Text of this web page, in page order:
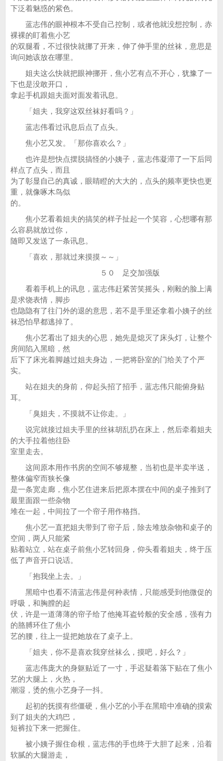
下泛着魅惑的紫色。
蓝志伟的眼神根本不受自己控制，或者他就没想控制，赤
裸裸的盯着焦小艺
的双腿看，不过很快就挪了开来，伸了伸手里的丝袜，意思是
询问她该放在哪里。
姐夫这么快就把眼神挪开，焦小艺有点不开心，犹豫了一
下也是没敢开口，
拿起手机跟姐夫面对面发着讯息。
「姐夫，我穿这双丝袜好看吗？」
蓝志伟看过讯息后点了点头。
焦小艺又发。「那你喜欢么？」
也许是想快点摆脱搞怪的小姨子，蓝志伟凝滞了一下后同
样点了点头，而且
为了彰显自己的真诚，眼睛瞪的大大的，点头的频率更快也更
重，就像啄木鸟似
的。
焦小艺看着姐夫的搞笑的样子扯起一个笑容，心想哪有那
么容易就放过你，
随即又发送了一条讯息。
「喜欢，那就过来摸摸～～」
５０ 足交加强版
看着手机上的讯息，蓝志伟赶紧苦笑摇头，刚毅的脸上满
是求饶表情，脚步
也隐隐有了往门外的退的意思，若不是手里还拿着小姨子的丝
袜恐怕早都逃掉了。
焦小艺看出了姐夫的心思，她先是熄灭了床头灯，让整个
房间陷入黑暗，然
后下了床光着脚越过姐夫身边，一把将卧室的门给关了个严
实。
站在姐夫的身前，仰起头招了招手，蓝志伟只能俯身贴
耳。
「臭姐夫，不摸就不让你走。」
说完就接过姐夫手里的丝袜胡乱扔在床上，然后牵着姐夫
的大手拉着他往卧
室里走去。
这间原本用作书房的空间不够规整，当初也是半卖半送，
整体偏窄而狭长像
是一条宽走廊，焦小艺住进来后把原本摆在中间的桌子推到了
最里面跟一些杂物
堆在一起，中间拉了一个帘子用作格挡。
焦小艺一直把姐夫带到了帘子后，除去堆放杂物和桌子的
空间，两人只能紧
贴着站立，站在桌子前焦小艺转回身，仰头看着姐夫，终于压
低了声音开口说话。
「抱我坐上去。」
黑暗中也看不清蓝志伟是何种表情，只能感受到他微促的
呼吸，和胸膛的起
伏，许是一道薄薄的帘子给了他掩耳盗铃般的安全感，强有力
的胳膊环住了焦小
艺的腰，往上一提把她放在了桌子上。
「姐夫，你不是喜欢我穿丝袜么，摸吧，好么？」
蓝志伟庞大的身躯贴近了一寸，手迟疑着落下贴在了焦小
艺的大腿上，火热，
潮湿，烫的焦小艺身子一抖。
起初的抚摸有些僵硬，焦小艺的小手在黑暗中准确的摸索
到了姐夫的大鸡巴，
短裤拉下来一把握住。
被小姨子握住命根，蓝志伟的手也终于大胆了起来，沿着
软腻的大腿游走，